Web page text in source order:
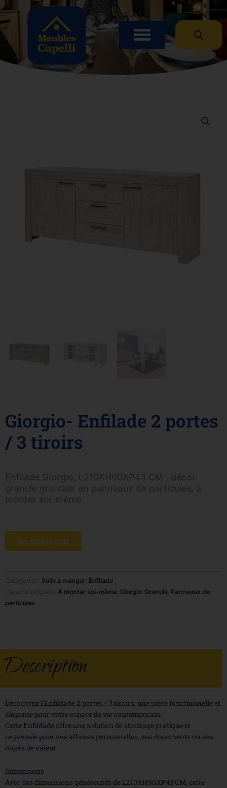
Giorgio- Enfilade 2 portes
/ 3 tiroirs
Enfilade Giorgio, L210XH90XP43 CM , décor
granule gris clair en panneaux de particules, à
monter soi-même.
En savoir plus
Catégories : Salle à manger Enfilade
Caractéristiques : A monter soi-même Giorgio Granule Panneaux de
particules
Description
Découvrez l’Enfildade 2 portes / 3 tiroirs, une pièce fonctionnelle et
élégante pour votre espace de vie contemporain.
Cette Enfildade offre une solution de stockage pratique et
organisée pour vos affaires personnelles, vos documents ou vos
objets de valeur.
Dimensions
Avec ses dimensions généreuses de L210XH90XP43 CM, cette
Panneau de gestion des cookies